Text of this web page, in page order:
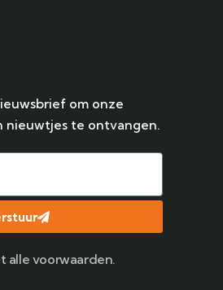
om onze
nieuwtjes te ontvangen.
alle voorwaarden.